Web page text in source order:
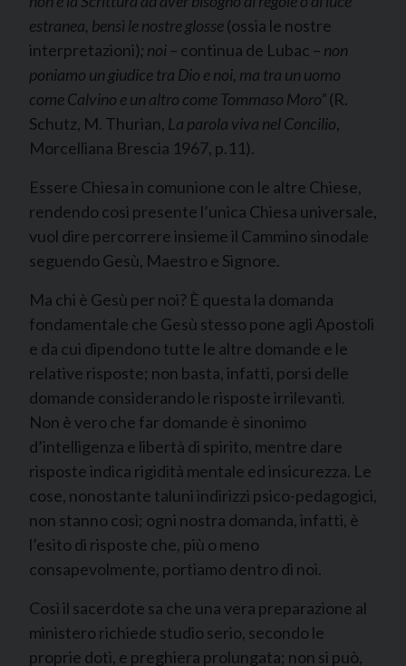
estranea, bensì le nostre glosse(ossia le nostre
interpretazioni); noi– continua de Lubac – non
poniamo un giudice tra Dio e noi, ma tra un uomo
come Calvino e un altro come Tommaso Moro”(R.
Schutz, M. Thurian, La parola viva nel Concilio,
Morcelliana Brescia 1967, p.11).
Essere Chiesa in comunione con le altre Chiese,
rendendo così presente l’unica Chiesa universale,
vuol dire percorrere insieme il Cammino sinodale
seguendo Gesù, Maestro e Signore.
Ma chi è Gesù per noi? È questa la domanda
fondamentale che Gesù stesso pone agli Apostoli
e da cui dipendono tutte le altre domande e le
relative risposte; non basta, infatti, porsi delle
domande considerando le risposte irrilevanti.
Non è vero che far domande è sinonimo
d’intelligenza e libertà di spirito, mentre dare
risposte indica rigidità mentale ed insicurezza. Le
cose, nonostante taluni indirizzi psico-pedagogici,
non stanno così; ogni nostra domanda, infatti, è
l’esito di risposte che, più o meno
consapevolmente, portiamo dentro di noi.
Così il sacerdote sa che una vera preparazione al
ministero richiede studio serio, secondo le
proprie doti, e preghiera prolungata; non si può,